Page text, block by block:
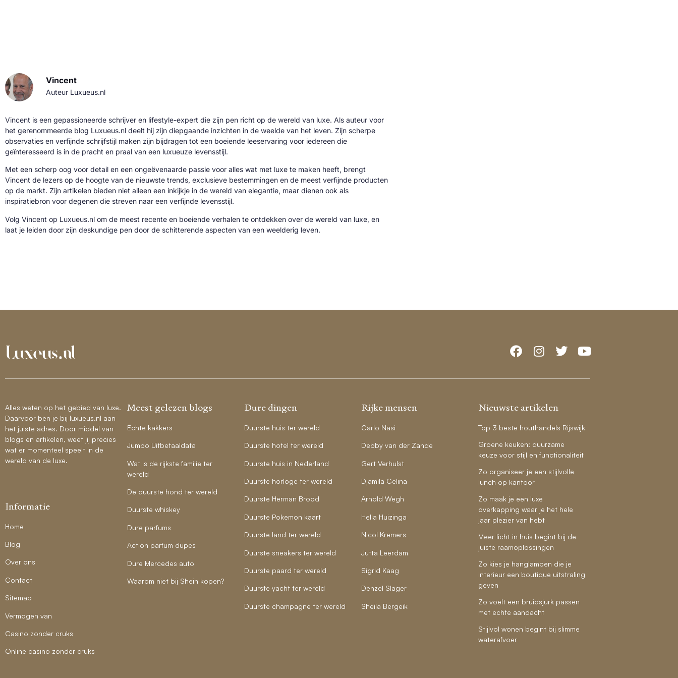
Vincent
Auteur Luxueus.nl
Vincent is een gepassioneerde schrijver en lifestyle-expert die zijn pen richt op de wereld van luxe. Als auteur voor
het gerenommeerde blog Luxueus.nl deelt hij zijn diepgaande inzichten in de weelde van het leven. Zijn scherpe
observaties en verfijnde schrijfstijl maken zijn bijdragen tot een boeiende leeservaring voor iedereen die
geïnteresseerd is in de pracht en praal van een luxueuze levensstijl.
Met een scherp oog voor detail en een ongeëvenaarde passie voor alles wat met luxe te maken heeft, brengt
Vincent de lezers op de hoogte van de nieuwste trends, exclusieve bestemmingen en de meest verfijnde producten
op de markt. Zijn artikelen bieden niet alleen een inkijkje in de wereld van elegantie, maar dienen ook als
inspiratiebron voor degenen die streven naar een verfijnde levensstijl.
Volg Vincent op Luxueus.nl om de meest recente en boeiende verhalen te ontdekken over de wereld van luxe, en
laat je leiden door zijn deskundige pen door de schitterende aspecten van een weelderig leven.
Alles weten op het gebied van luxe.
Daarvoor ben je bij luxueus.nl aan
het juiste adres. Door middel van
blogs en artikelen, weet jij precies
wat er momenteel speelt in de
wereld van de luxe.
Informatie
Home
Blog
Over ons
Contact
Sitemap
Vermogen van
Casino zonder cruks
Online casino zonder cruks
Meest gelezen blogs
Echte kakkers
Jumbo Uitbetaaldata
Wat is de rijkste familie ter
wereld
De duurste hond ter wereld
Duurste whiskey
Dure parfums
Action parfum dupes
Dure Mercedes auto
Waarom niet bij Shein kopen?
Dure dingen
Duurste huis ter wereld
Duurste hotel ter wereld
Duurste huis in Nederland
Duurste horloge ter wereld
Duurste Herman Brood
Duurste Pokemon kaart
Duurste land ter wereld
Duurste sneakers ter wereld
Duurste paard ter wereld
Duurste yacht ter wereld
Duurste champagne ter wereld
Rijke mensen
Carlo Nasi
Debby van der Zande
Gert Verhulst
Djamila Celina
Arnold Wegh
Hella Huizinga
Nicol Kremers
Jutta Leerdam
Sigrid Kaag
Denzel Slager
Sheila Bergeik
Nieuwste artikelen
Top 3 beste houthandels Rijswijk
Groene keuken: duurzame
keuze voor stijl en functionaliteit
Zo organiseer je een stijlvolle
lunch op kantoor
Zo maak je een luxe
overkapping waar je het hele
jaar plezier van hebt
Meer licht in huis begint bij de
juiste raamoplossingen
Zo kies je hanglampen die je
interieur een boutique uitstraling
geven
Zo voelt een bruidsjurk passen
met echte aandacht
Stijlvol wonen begint bij slimme
waterafvoer